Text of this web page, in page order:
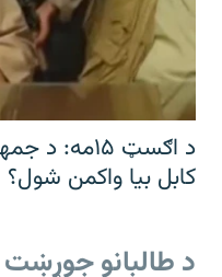
د اګسټ
کابل بیا واکمن شول؟
د طالبانو جوړښت